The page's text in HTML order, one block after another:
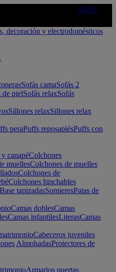
AQUÍ
Sofás camaSofás 2
de pielSofás relaxSofás
Sillones relaxSillones relax
peraPuffs reposapiésPuffs con
canapéColchones
muellesColchones de muelles
Colchones de
Colchones hinchables
Base tapizadasSomieresPatas de
Camas doblesCamas
Camas infantilesLiterasCamas
Cabeceros juveniles
AlmohadasProtectores de
Armarios puertas